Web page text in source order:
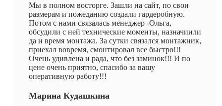
Мы в полном восторге. Зашли на сайт, по свои
размерам и пожеданию создали гардеробную.
Потом с нами связалась менеджер -Ольга,
обсудили с ней технические моменты, назначиили
да и время монтажа. За сутки связался монтажник,
приехал вовремя, смонтировал все быстро!!!
Очень удивлена и рада, что без заминок!!! И по
цене очень приятно, спасибо за вашу
оперативную работу!!!
Марина Кудашкина